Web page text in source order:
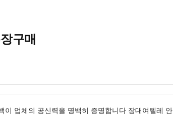
구매
업체의 공신력을 명백히 증명합니다 장대여텔레 안